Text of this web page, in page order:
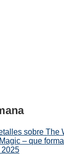
sobre The
– que
2025